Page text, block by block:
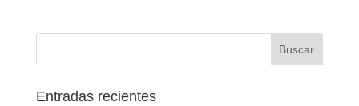
Entradas recientes